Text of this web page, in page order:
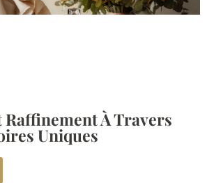
Raffinement À Travers
Uniques